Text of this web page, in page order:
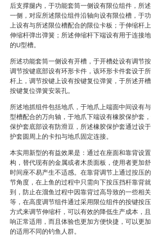
后支撑腿内，于功能套筒一侧设有限位组件，所
一侧，对应所述限位组件沿轴向设有限位槽，于
上设有与所述限位槽配合的限位卡板；于伸缩杆
伸缩杆弹出弹簧；所述伸缩杆下端设有用于连接
的U型槽。
所述功能套筒一侧设有开槽，于开槽处设有调节
调节按键底部设有环形卡件，该环形卡件套设于
杆上，调节按键上设有按键复位弹簧，于所述开
按键复位弹簧安装孔。
所述地抓组件包括地爪，于地爪上端面中间设有
型槽配合的万向轴，于地爪下端设有橡胶保护套
保护套底部设有防滑豆，所述橡胶保护套通过设
护套圆周上的卡扣与地爪固定连接。
本实用新型的有益效果是：通过在座面和靠背设
构，替代现有的金属或者木质面板，使用者更加
时间座不易产生不适感。在靠背调节上通过按压
节角度，在上鱼的过程中只需向下按压挡杆靠背
到，防止在溜鱼过程中因靠背过高导致的一些相
等，在高度调节组件通过采用限位组件的按键按
方式来调节伸缩杆，可以有效的降低生产成本，
响正常适用，而且体验也更加方便快捷，可以更
的适用不同的钓鱼人群。